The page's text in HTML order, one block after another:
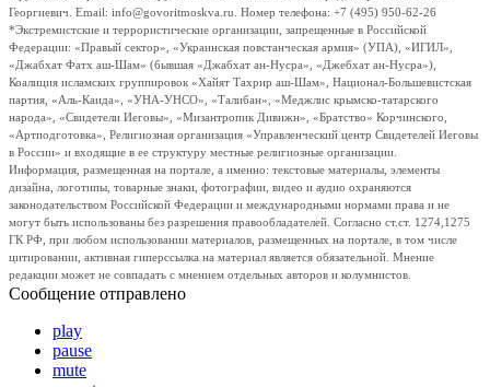
Георгиевич. Email: info@govoritmoskva.ru. Номер телефона: +7 (495) 950-62-26
*Экстремистские и террористические организации, запрещенные в Российской
Федерации: «Правый сектор», «Украинская повстанческая армия» (УПА), «ИГИЛ»,
«Джабхат Фатх аш-Шам» (бывшая «Джабхат ан-Нусра», «Джебхат ан-Нусра»),
Коалиция исламских группировок «Хайят Тахрир аш-Шам», Национал-Большевистская
партия, «Аль-Каида», «УНА-УНСО», «Талибан», «Меджлис крымско-татарского
народа», «Свидетели Иеговы», «Мизантропик Дивижн», «Братство» Корчинского,
«Артподготовка», Религиозная организация «Управленческий центр Свидетелей Иеговы
в России» и входящие в ее структуру местные религиозные организации.
Информация, размещенная на портале, а именно: текстовые материалы, элементы
дизайна, логотипы, товарные знаки, фотографии, видео и аудио охраняются
законодательством Российской Федерации и международными нормами права и не
могут быть использованы без разрешения правообладателей. Согласно ст.ст. 1274,1275
ГК РФ, при любом использовании материалов, размещенных на портале, в том числе
цитировании, активная гиперссылка на материал является обязательной. Мнение
редакции может не совпадать с мнением отдельных авторов и колумнистов.
Сообщение отправлено
play
pause
mute